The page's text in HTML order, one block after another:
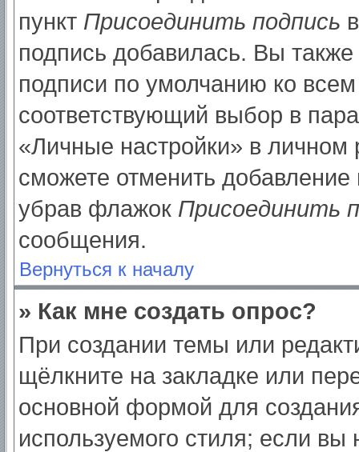
пункт Присоединить подпись
подпись добавилась. Вы
подписи по умолчанию ко
соответствующий выбор в
«Личные настройки» в
сможете отменить
убрав флажок Присоединить
сообщения.
Вернуться к началу
» Как мне создать опрос?
При создании темы или
щёлкните на закладке или
основной формой для
используемого стиля; если